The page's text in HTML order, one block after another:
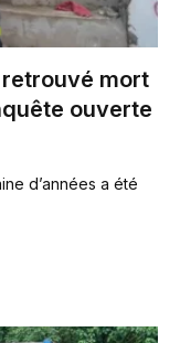
mort
ouverte
d’années a été